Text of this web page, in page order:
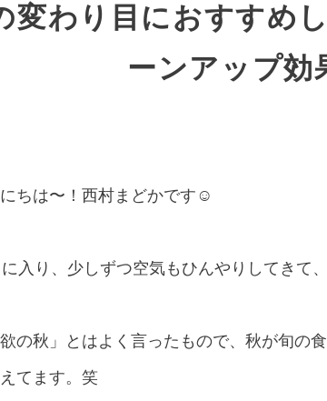
変わり目におすすめ
ーンアップ効
ちは〜！西村まどかです☺
入り、少しずつ空気もひんやりしてきて
欲の秋」とはよく言ったもので、秋が旬の
てます。笑